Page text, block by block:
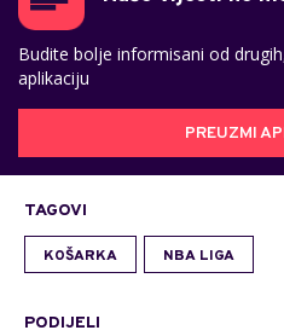
Budite bolje informisani od
aplikaciju
PREUZMI
TAGOVI
KOŠARKA NBA LIGA
PODIJELI